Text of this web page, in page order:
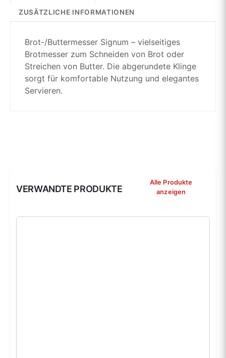
ZUSÄTZLICHE INFORMATIONEN
Brot-/Buttermesser Signum – vielseitiges
Brotmesser zum Schneiden von Brot oder
Streichen von Butter. Die abgerundete Klinge
sorgt für komfortable Nutzung und elegantes
Servieren.
VERWANDTE PRODUKTE
Alle Produkte
anzeigen